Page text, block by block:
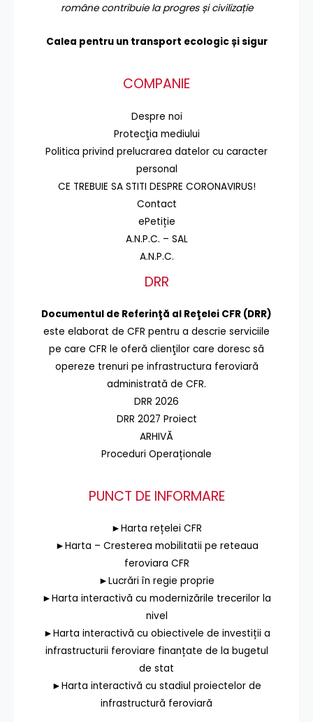
române contribuie la progres și civilizație
Calea pentru un transport ecologic și sigur
COMPANIE
Despre noi
Protecţia mediului
Politica privind prelucrarea datelor cu caracter
personal
CE TREBUIE SA STITI DESPRE CORONAVIRUS!
Contact
ePetiție
A.N.P.C. – SAL
A.N.P.C.
DRR
Documentul de Referinţă al Reţelei CFR (DRR)
este elaborat de CFR pentru a descrie serviciile
pe care CFR le oferă clienţilor care doresc să
opereze trenuri pe infrastructura feroviară
administrată de CFR.
DRR 2026
DRR 2027 Proiect
ARHIVĂ
Proceduri Operaționale
PUNCT DE INFORMARE
►Harta rețelei CFR
►Harta – Cresterea mobilitatii pe reteaua
feroviara CFR
►Lucrări în regie proprie
►Harta interactivă cu modernizările trecerilor la
nivel
►Harta interactivă cu obiectivele de investiții a
infrastructurii feroviare finanțate de la bugetul
de stat
►Harta interactivă cu stadiul proiectelor de
infrastructură feroviară